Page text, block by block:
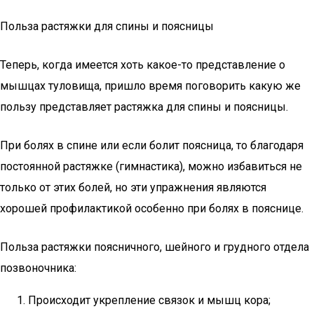
Польза растяжки для спины и поясницы
Теперь, когда имеется хоть какое-то представление о
мышцах туловища, пришло время поговорить какую же
пользу представляет растяжка для спины и поясницы.
При болях в спине или если болит поясница, то благодаря
постоянной растяжке (гимнастика), можно избавиться не
только от этих болей, но эти упражнения являются
хорошей профилактикой особенно при болях в пояснице.
Польза растяжки поясничного, шейного и грудного отдела
позвоночника:
Происходит укрепление связок и мышц кора;